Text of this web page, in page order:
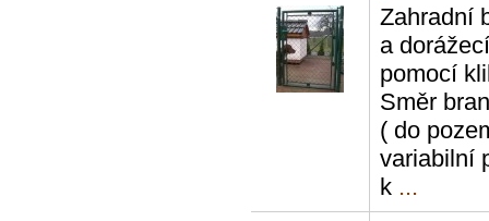
Zahradní
a
pomocí
Směr
( do
variabilní
k ...